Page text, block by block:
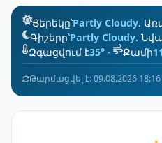
Ցերեկը՝Partly Cloudy.
Գիշերը՝Partly Cloudy.
Զգացվում է35° · Քամի
Թարմացվել է: 09.08.2026 18:16